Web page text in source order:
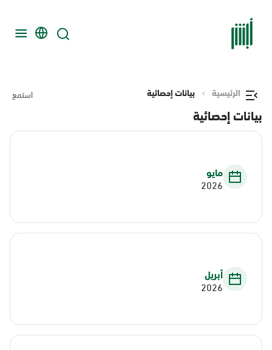
الرئيسية بيانات إحصائية استمع
بيانات إحصائية
مايو
2026
أبريل
2026